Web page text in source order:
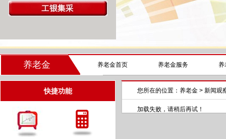
养老金 养老金首页 养老金服务 养
快捷功能 您所在的位置： 养老金 > 新闻观
加载失败，请稍后再试！